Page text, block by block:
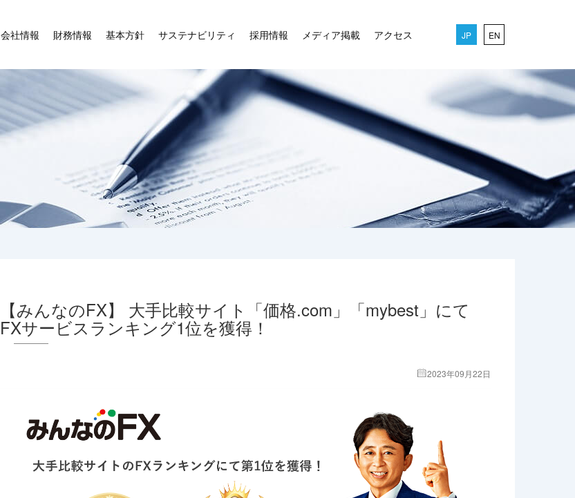
会社情報 財務情報 基本方針 サステナビリティ 採用情報 メディア掲載 アクセス JP EN
【みんなのFX】 大手比較サイト「価格.com」「mybest」にて
FXサービスランキング1位を獲得！
2023年09月22日